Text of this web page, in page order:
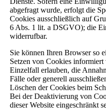
abgefragt wurde, erfolgt die
Cookies ausschließlich auf
6 Abs. 1 lit. a DSGVO); die
widerrufbar.
Sie können Ihren Browser so
Setzen von Cookies
Einzelfall erlauben, die
Fälle oder generell
Löschen der Cookies beim
Bei der Deaktivierung von
dieser Website eingeschränkt